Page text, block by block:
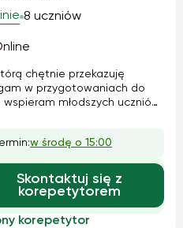
8 uczniów
chętnie przekazuję
w przygotowaniach do
młodszych uczniów
Posiadam certyfikat
Literatury i Języka
w środę o 15:00
Skontaktuj się z
korepetytorem
korepetytor